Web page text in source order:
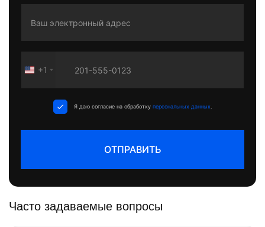
United
+1
Я даю согласие на обработку персональных данных.
ОТПРАВИТЬ
Часто задаваемые вопросы